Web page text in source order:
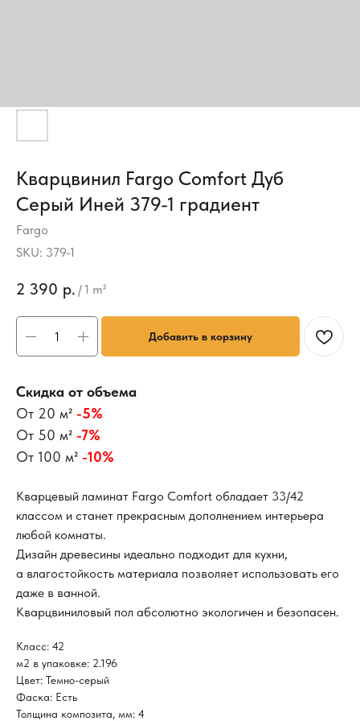
Кварцвинил Fargo Comfort Дуб
Серый Иней 379-1 градиент
Fargo
SKU: 379-1
2 390 р. /1 m²
Добавить в корзину
Скидка от объема
От 20 м² -5%
От 50 м² -7%
От 100 м² -10%
Кварцевый ламинат Fargo Comfort обладает 33/42
классом и станет прекрасным дополнением интерьера
любой комнаты.
Дизайн древесины идеально подходит для кухни,
а влагостойкость материала позволяет использовать его
даже в ванной.
Кварцвиниловый пол абсолютно экологичен и безопасен.
Класс: 42
м2 в упаковке: 2.196
Цвет: Темно-серый
Фаска: Есть
Толщина композита, мм: 4